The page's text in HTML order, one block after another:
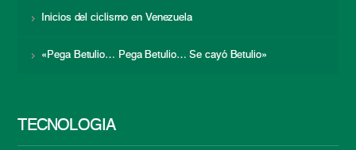
Inicios del ciclismo en Venezuela
«Pega Betulio… Pega Betulio… Se cayó Betulio»
TECNOLOGÍA